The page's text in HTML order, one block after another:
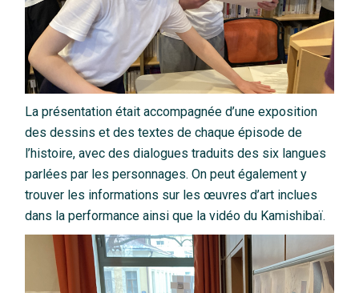
La présentation était accompagnée d’une exposition
des dessins et des textes de chaque épisode de
l’histoire, avec des dialogues traduits des six langues
parlées par les personnages. On peut également y
trouver les informations sur les œuvres d’art inclues
dans la performance ainsi que la vidéo du Kamishibaï.